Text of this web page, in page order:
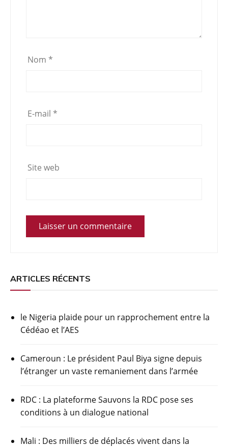
Nom *
E-mail *
Site web
ARTICLES RÉCENTS
le Nigeria plaide pour un rapprochement entre la
Cédéao et l’AES
Cameroun : Le président Paul Biya signe depuis
l’étranger un vaste remaniement dans l’armée
RDC : La plateforme Sauvons la RDC pose ses
conditions à un dialogue national
Mali : Des milliers de déplacés vivent dans la